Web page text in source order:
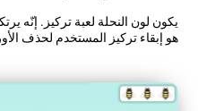
يكون لون النحلة لعبة تركيز. إنّه
هو إبقاء تركيز المستخدم لحذف